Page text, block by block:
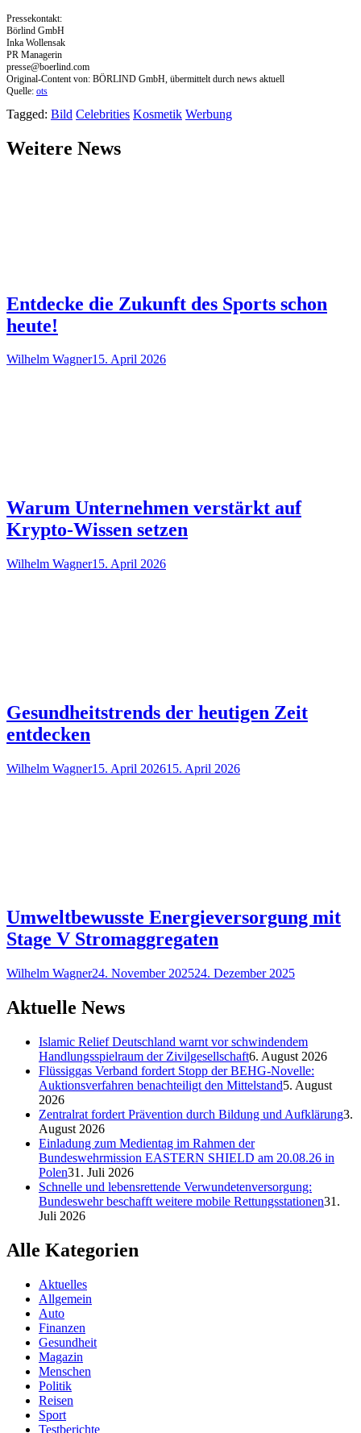
Pressekontakt:
Börlind GmbH
Inka Wollensak
PR Managerin
presse@boerlind.com
Original-Content von: BÖRLIND GmbH, übermittelt durch news aktuell
Quelle: ots
Tagged: Bild Celebrities Kosmetik Werbung
Weitere News
Entdecke die Zukunft des Sports schon
heute!
Wilhelm Wagner15. April 2026
Warum Unternehmen verstärkt auf
Krypto-Wissen setzen
Wilhelm Wagner15. April 2026
Gesundheitstrends der heutigen Zeit
entdecken
Wilhelm Wagner15. April 202615. April 2026
Umweltbewusste Energieversorgung mit
Stage V Stromaggregaten
Wilhelm Wagner24. November 202524. Dezember 2025
Aktuelle News
Islamic Relief Deutschland warnt vor schwindendem
Handlungsspielraum der Zivilgesellschaft6. August 2026
Flüssiggas Verband fordert Stopp der BEHG-Novelle:
Auktionsverfahren benachteiligt den Mittelstand5. August
2026
Zentralrat fordert Prävention durch Bildung und Aufklärung3.
August 2026
Einladung zum Medientag im Rahmen der
Bundeswehrmission EASTERN SHIELD am 20.08.26 in
Polen31. Juli 2026
Schnelle und lebensrettende Verwundetenversorgung:
Bundeswehr beschafft weitere mobile Rettungsstationen31.
Juli 2026
Alle Kategorien
Aktuelles
Allgemein
Auto
Finanzen
Gesundheit
Magazin
Menschen
Politik
Reisen
Sport
Testberichte